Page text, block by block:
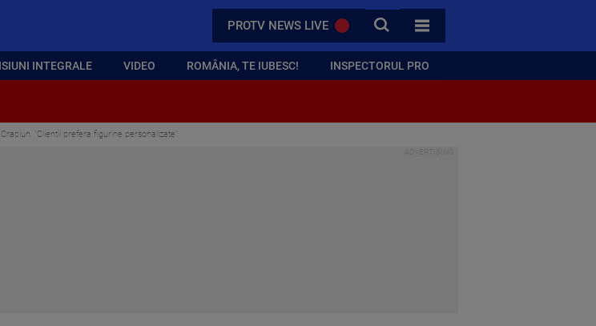
PROTV NEWS LIVE CAUTA
TOATE CATEGORIILE
INTEGRALE VIDEO ROMÂNIA, TE IUBESC! INSPECTORUL PRO
"Clientii prefera figurine personalizate"